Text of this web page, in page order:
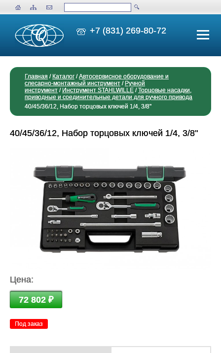
+7 (831) 269-80-72
Главная / Каталог /Автосервисное оборудование и
слесарно-монтажный инструмент / Ручной
инструмент / Инструмент STAHLWILLE /Торцовые насадки,
приводные и соединительные детали для ручного привода
40/45/36/12, Набор торцовых ключей 1/4, 3/8"
40/45/36/12, Набор торцовых ключей 1/4, 3/8"
Цена:
72 802 ₽
Под заказ